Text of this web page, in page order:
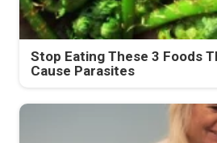
Stop Eating These 3 Foods
Cause Parasites